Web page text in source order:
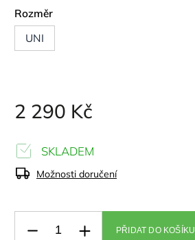
Rozměr
UNI
2 290 Kč
SKLADEM
Možnosti doručení
PŘIDAT DO KOŠÍKU